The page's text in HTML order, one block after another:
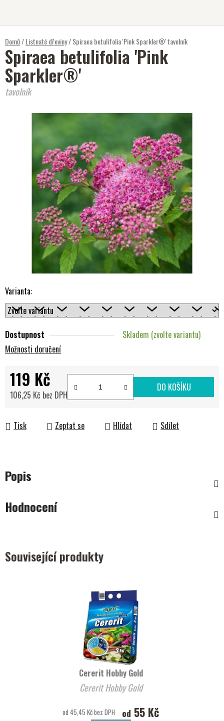
Domů/Listnaté dřeviny/Spiraea betulifolia 'Pink Sparkler®'tavolník
Varianta:
Dostupnost
Skladem (zvolte variantu)
Možnosti doručení
119 Kč
106,25 Kč bez DPH
DO KOŠÍKU
Tisk Zeptat se Hlídat Sdílet
Spiraea betulifolia 'Pink
Sparkler®'
tavolník
Popis
Hodnocení
Související produkty
Cererit Hobby Gold
Cererit Hobby Gold
od 45,45 Kč bez DPH od 55 Kč